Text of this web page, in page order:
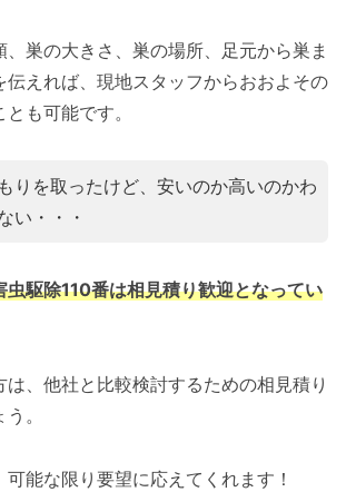
、巣の大きさ、巣の場所、足元から巣ま
伝えれば、現地スタッフからおおよその
も可能です。
りを取ったけど、安いのか高いのかわ
い・・・
虫駆除110番は相見積り歓迎となってい
、他社と比較検討するための相見積り
。
能な限り要望に応えてくれます！